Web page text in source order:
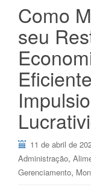
Como
seu
11 de abril de
Administração,
Gerenciamento,